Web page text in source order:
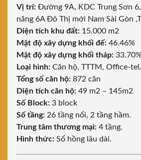
Vị trí: Đường 9A, KDC Trung Sơn
năng 6A Đô Thị mới Nam Sài Gòn
Diện tích khu đất: 15.000 m2
Mật độ xây dựng khối đế: 46.46%
Mật độ xây dựng khối tháp: 33.70%
Loại hình: Căn hộ, TTTM, Office-
Tổng số căn hộ: 872 căn
Diện tích căn hộ: 49 m2 – 145m2
Số Block: 3 block
Số tầng: 26 tầng nổi, 2 tầng hầm.
Trung tâm thương mại: 4 tầng.
Hình thức: Sổ hồng lâu dài.